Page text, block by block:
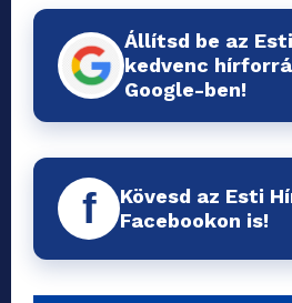
Állítsd be az
kedvenc
Google-ben!
f
Kövesd az Esti
Facebookon is!